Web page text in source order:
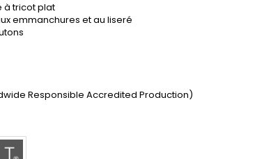
à tricot plat
emmanchures et au liseré
Responsible Accredited Production)